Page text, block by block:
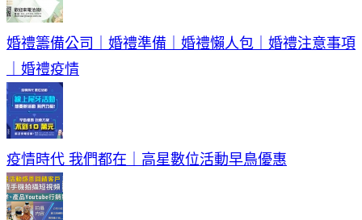
婚禮籌備公司｜婚禮準備｜婚禮懶人包｜婚禮注意事項
｜婚禮疫情
疫情時代 我們都在｜高星數位活動早鳥優惠